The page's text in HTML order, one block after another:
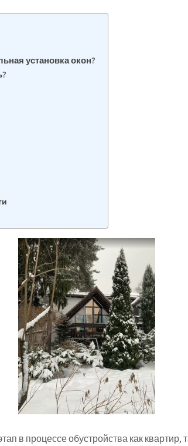
установка окон?
в процессе обустройства как квартир,